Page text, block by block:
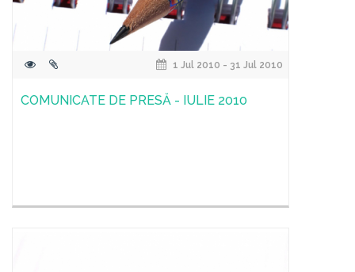
1 Jul 2010 - 31 Jul 2010
COMUNICATE DE PRESĂ - IULIE 2010